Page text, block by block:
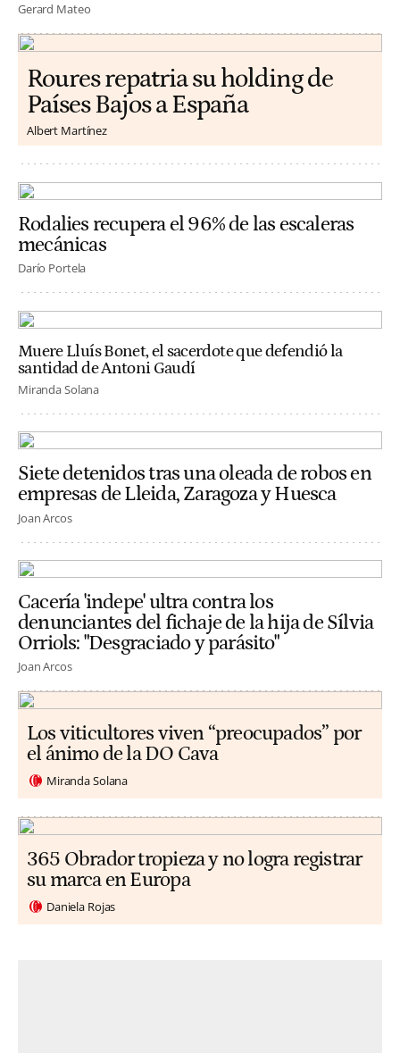
Gerard Mateo
Roures repatria su holding de
Países Bajos a España
Albert Martínez
Rodalies recupera el 96% de las escaleras
mecánicas
Darío Portela
Muere Lluís Bonet, el sacerdote que defendió la
santidad de Antoni Gaudí
Miranda Solana
Siete detenidos tras una oleada de robos en
empresas de Lleida, Zaragoza y Huesca
Joan Arcos
Cacería 'indepe' ultra contra los
denunciantes del fichaje de la hija de Sílvia
Orriols: "Desgraciado y parásito"
Joan Arcos
Los viticultores viven “preocupados” por
el ánimo de la DO Cava
Miranda Solana
365 Obrador tropieza y no logra registrar
su marca en Europa
Daniela Rojas